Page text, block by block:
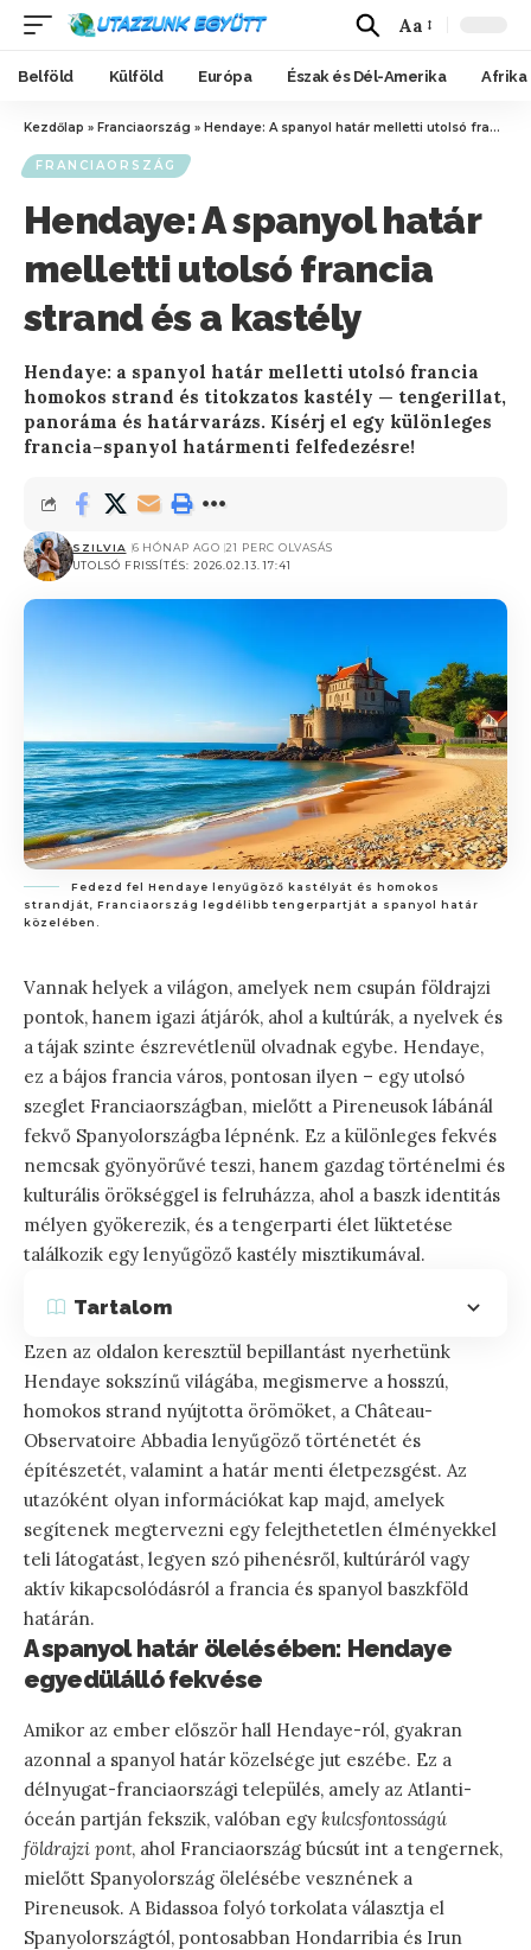
Aa
Belföld Külföld Európa Észak és Dél-Amerika Afrika
Kezdőlap » Franciaország » Hendaye: A spanyol határ melletti utolsó francia strand és a kastély
FRANCIAORSZÁG
Hendaye: A spanyol határ
melletti utolsó francia
strand és a kastély
Hendaye: a spanyol határ melletti utolsó francia
homokos strand és titokzatos kastély — tengerillat,
panoráma és határvarázs. Kísérj el egy különleges
francia–spanyol határmenti felfedezésre!
UTOLSÓ FRISSÍTÉS: 2026.02.13. 17:41
SZILVIA 6 HÓNAP AGO 21 PERC OLVASÁS
Fedezd fel Hendaye lenyűgöző kastélyát és homokos
strandját, Franciaország legdélibb tengerpartját a spanyol határ
közelében.
Vannak helyek a világon, amelyek nem csupán földrajzi
pontok, hanem igazi átjárók, ahol a kultúrák, a nyelvek és
a tájak szinte észrevétlenül olvadnak egybe. Hendaye,
ez a bájos francia város, pontosan ilyen – egy utolsó
szeglet Franciaországban, mielőtt a Pireneusok lábánál
fekvő Spanyolországba lépnénk. Ez a különleges fekvés
nemcsak gyönyörűvé teszi, hanem gazdag történelmi és
kulturális örökséggel is felruházza, ahol a baszk identitás
mélyen gyökerezik, és a tengerparti élet lüktetése
találkozik egy lenyűgöző kastély misztikumával.
Tartalom
Ezen az oldalon keresztül bepillantást nyerhetünk
Hendaye sokszínű világába, megismerve a hosszú,
homokos strand nyújtotta örömöket, a Château-
Observatoire Abbadia lenyűgöző történetét és
építészetét, valamint a határ menti életpezsgést. Az
utazóként olyan információkat kap majd, amelyek
segítenek megtervezni egy felejthetetlen élményekkel
teli látogatást, legyen szó pihenésről, kultúráról vagy
aktív kikapcsolódásról a francia és spanyol baszkföld
határán.
A spanyol határ ölelésében: Hendaye
egyedülálló fekvése
Amikor az ember először hall Hendaye-ról, gyakran
azonnal a spanyol határ közelsége jut eszébe. Ez a
délnyugat-franciaországi település, amely az Atlanti-
óceán partján fekszik, valóban egy kulcsfontosságú
földrajzi pont, ahol Franciaország búcsút int a tengernek,
mielőtt Spanyolország ölelésébe vesznének a
Pireneusok. A Bidassoa folyó torkolata választja el
Spanyolországtól, pontosabban Hondarribia és Irun